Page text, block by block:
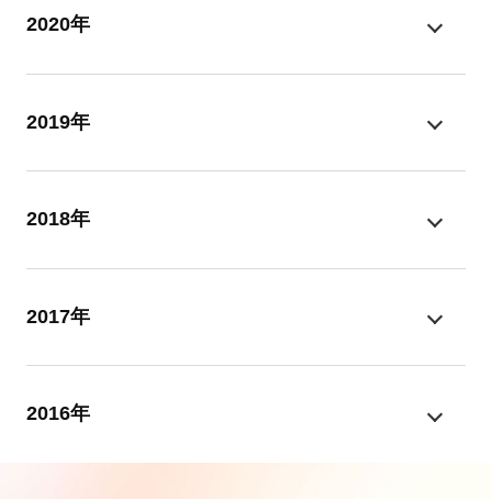
2020年
2019年
2018年
2017年
2016年